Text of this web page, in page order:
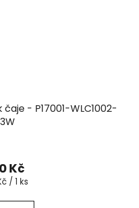
- P17001-WLC1002-
Kč
/ 1 ks